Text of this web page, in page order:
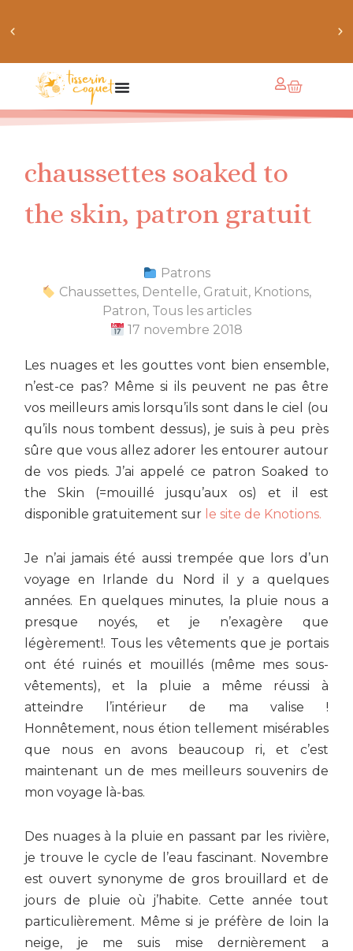
obtiens 20% de réduction sur ton prochain achat de
chaussettes soaked to
the skin, patron gratuit
Patrons
Chaussettes, Dentelle, Gratuit, Knotions,
Patron, Tous les articles
17 novembre 2018
Les nuages et les gouttes vont bien ensemble,
n’est-ce pas? Même si ils peuvent ne pas être
vos meilleurs amis lorsqu’ils sont dans le ciel (ou
qu’ils nous tombent dessus), je suis à peu près
sûre que vous allez adorer les entourer autour
de vos pieds. J’ai appelé ce patron Soaked to
the Skin (=mouillé jusqu’aux os) et il est
disponible gratuitement sur le site de Knotions.
Je n’ai jamais été aussi trempée que lors d’un
voyage en Irlande du Nord il y a quelques
années. En quelques minutes, la pluie nous a
presque noyés, et je n’exagère que
légèrement!. Tous les vêtements que je portais
ont été ruinés et mouillés (même mes sous-
vêtements), et la pluie a même réussi à
atteindre l’intérieur de ma valise !
Honnêtement, nous étion tellement misérables
que nous en avons beaucoup ri, et c’est
maintenant un de mes meilleurs souvenirs de
mon voyage là-bas.
Des nuages à la pluie en passant par les rivière,
je trouve le cycle de l’eau fascinant. Novembre
est ouvert synonyme de gros brouillard et de
jours de pluie où j’habite. Cette année tout
particulièrement. Même si je préfère de loin la
neige, je me suis mise dernièrement a